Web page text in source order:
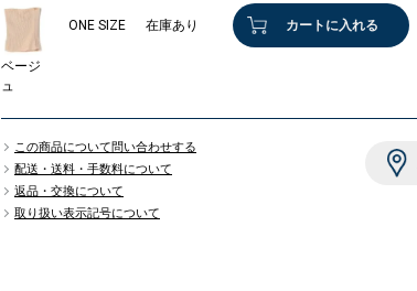
ベージ
ュ
ONE SIZE 在庫あり カートに入れる
この商品について問い合わせする
配送・送料・手数料について
返品・交換について
取り扱い表示記号について